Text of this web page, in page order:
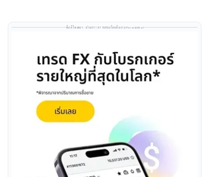
พื้นที่โฆษณา · ผ่านการตรวจสอบโดยทีมงาน Forexinthai